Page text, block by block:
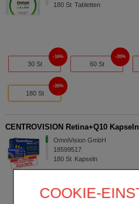
COOKIE-
180 St Tabletten
30 St
16%
60 St
20%
180 St
26%
CENTROVISION Retina+Q10 Kapseln
OmniVision GmbH
18599517
180 St Kapseln